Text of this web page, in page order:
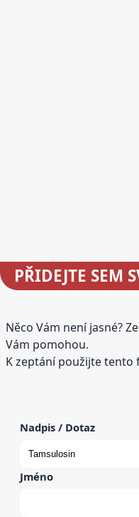
PŘIDEJTE SEM
Něco Vám není jasné?
Vám pomohou.
K zeptání použijte tento
Nadpis / Dotaz
Jméno